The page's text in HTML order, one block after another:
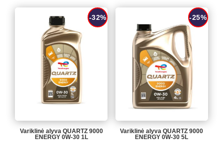
was:
13,00 €.
is:
9,80 €. 62,00 €.
43,00 €.
-32%
Variklinė alyva QUARTZ 9000
ENERGY 0W-30 1L
-25%
Variklinė alyva QUARTZ 9000
ENERGY 0W-30 5L